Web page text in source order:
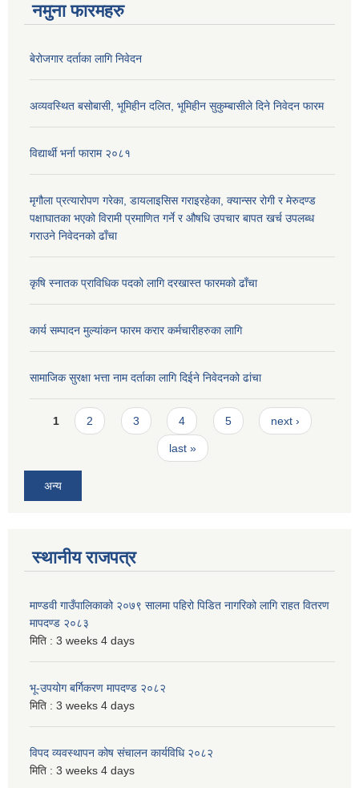
नमुना फारमहरु
बेरोजगार दर्ताका लागि निवेदन
अव्यवस्थित बसोबासी, भूमिहीन दलित, भूमिहीन सुकुम्बासीले दिने निवेदन फारम
विद्यार्थी भर्ना फाराम २०८१
मृगौला प्रत्यारोपण गरेका, डायलाइसिस गराइरहेका, क्यान्सर रोगी र मेरुदण्ड
पक्षाघातका भएको विरामी प्रमाणित गर्ने र औषधि उपचार बापत खर्च उपलब्ध
गराउने निवेदनको ढाँचा
कृषि स्नातक प्राविधिक पदको लागि दरखास्त फारमको ढाँचा
कार्य सम्पादन मुल्यांकन फारम करार कर्मचारीहरुका लागि
सामाजिक सुरक्षा भत्ता नाम दर्ताका लागि दिईने निवेदनको ढांचा
Pages
1 2 3 4 5 next ›
last »
अन्य
स्थानीय राजपत्र
माण्डवी गाउँपालिकाको २०७९ सालमा पहिरो पिडित नागरिको लागि राहत वितरण
मापदण्ड २०८३
मिति : 3 weeks 4 days
भू-उपयोग बर्गिकरण मापदण्ड २०८२
मिति : 3 weeks 4 days
विपद व्यवस्थापन कोष संचालन कार्यविधि २०८२
मिति : 3 weeks 4 days